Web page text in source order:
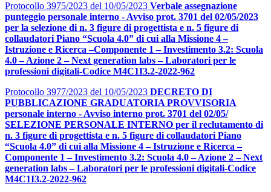
Protocollo 3975/2023 del 10/05/2023 Verbale assegnazione
punteggio personale interno - Avviso prot. 3701 del 02/05/2023
per la selezione di n. 3 figure di progettista e n. 5 figure di
collaudatori Piano “Scuola 4.0” di cui alla Missione 4 –
Istruzione e Ricerca –Componente 1 – Investimento 3.2: Scuola
4.0 – Azione 2 – Next generation labs – Laboratori per le
professioni digitali-Codice M4C1I3.2-2022-962
Protocollo 3977/2023 del 10/05/2023 DECRETO DI
PUBBLICAZIONE GRADUATORIA PROVVISORIA
personale interno - Avviso interno prot. 3701 del 02/05/
SELEZIONE PERSONALE INTERNO per il reclutamento di
n. 3 figure di progettista e n. 5 figure di collaudatori Piano
“Scuola 4.0” di cui alla Missione 4 – Istruzione e Ricerca –
Componente 1 – Investimento 3.2: Scuola 4.0 – Azione 2 – Next
generation labs – Laboratori per le professioni digitali-Codice
M4C1I3.2-2022-962